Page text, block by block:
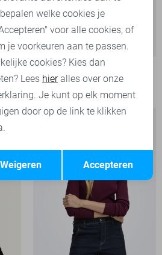
Only T-shirt
29,99
Opslaan
welke cookies je
voor alle cookies, of
je voorkeuren aan te passen.
cookies? Kies dan
Lees hieralles over onze
Je kunt op elk moment
door op de link te klikken
Accepteren
Weigeren